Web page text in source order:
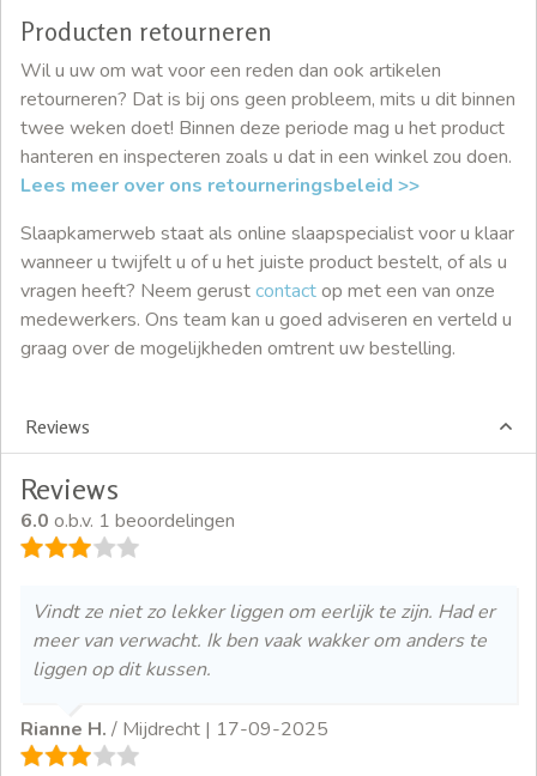
Producten retourneren
Wil u uw om wat voor een reden dan ook artikelen
retourneren? Dat is bij ons geen probleem, mits u dit binnen
twee weken doet! Binnen deze periode mag u het product
hanteren en inspecteren zoals u dat in een winkel zou doen.
Lees meer over ons retourneringsbeleid >>
Slaapkamerweb staat als online slaapspecialist voor u klaar
wanneer u twijfelt u of u het juiste product bestelt, of als u
vragen heeft? Neem gerustcontactop met een van onze
medewerkers. Ons team kan u goed adviseren en verteld u
graag over de mogelijkheden omtrent uw bestelling.
Reviews
Reviews
6.0 o.b.v. 1 beoordelingen
Vindt ze niet zo lekker liggen om eerlijk te zijn. Had er
meer van verwacht. Ik ben vaak wakker om anders te
liggen op dit kussen.
Rianne H. / Mijdrecht | 17-09-2025